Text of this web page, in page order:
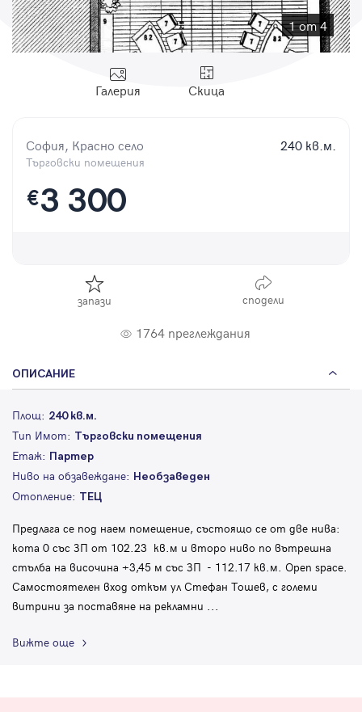
1 от 4
Галерия Скица
София, Красно село
Търговски помещения
240 кв.м.
€3 300
запази сподели
1764 преглеждания
ОПИСАНИЕ
Площ: 240 кв.м.
Тип Имот: Търговски помещения
Етаж: Партер
Ниво на обзавеждане: Необзаведен
Отопление: ТЕЦ
Предлага се под наем помещение, състоящо се от две нива:
кота 0 със ЗП от 102.23 кв.м и второ ниво по вътрешна
стълба на височина +3,45 м със ЗП - 112.17 кв.м. Open space.
Самостоятелен вход откъм ул Стефан Тошев, с големи
витрини за поставяне на рекламни ...
Вижте още
Парола
Забравена парола